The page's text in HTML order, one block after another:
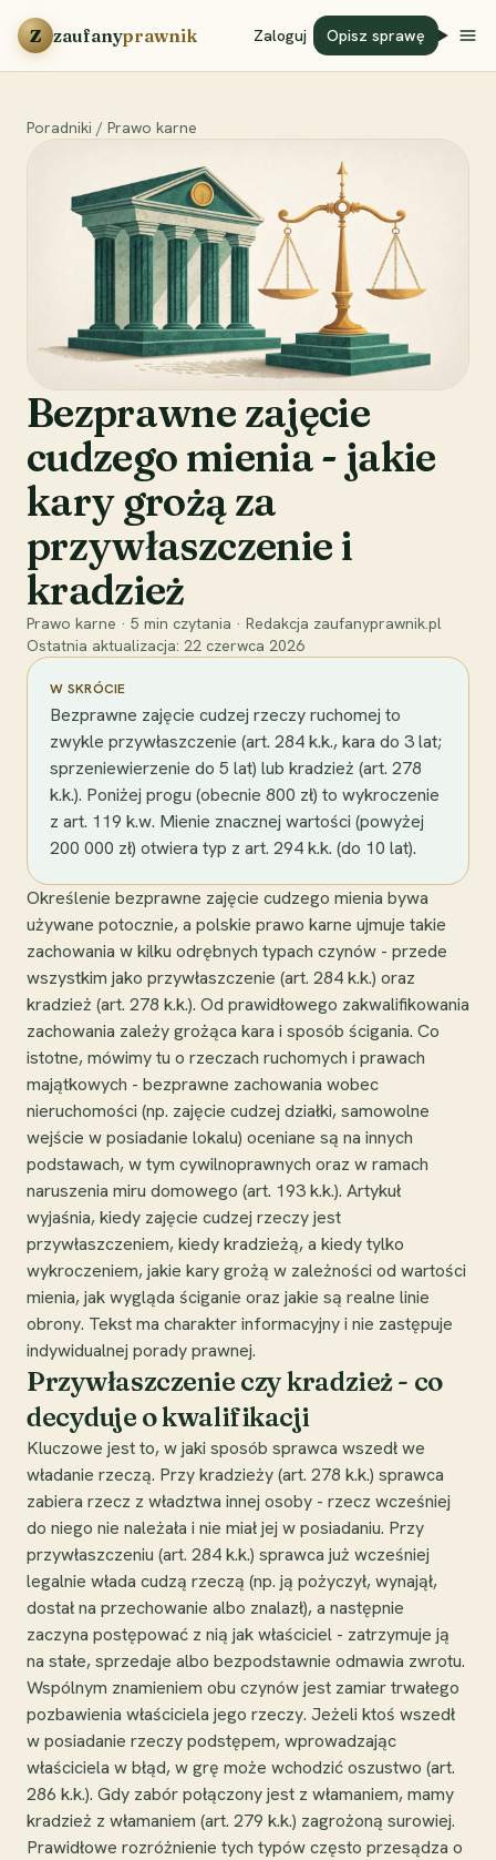
Przejdź do treści
Z zaufanyprawnik Zaloguj Opisz sprawę
Poradniki / Prawo karne
Bezprawne zajęcie
cudzego mienia - jakie
kary grożą za
przywłaszczenie i
kradzież
Prawo karne · 5 min czytania · Redakcja zaufanyprawnik.pl
Ostatnia aktualizacja: 22 czerwca 2026
W SKRÓCIE
Bezprawne zajęcie cudzej rzeczy ruchomej to
zwykle przywłaszczenie (art. 284 k.k., kara do 3 lat;
sprzeniewierzenie do 5 lat) lub kradzież (art. 278
k.k.). Poniżej progu (obecnie 800 zł) to wykroczenie
z art. 119 k.w. Mienie znacznej wartości (powyżej
200 000 zł) otwiera typ z art. 294 k.k. (do 10 lat).
Określenie bezprawne zajęcie cudzego mienia bywa
używane potocznie, a polskie prawo karne ujmuje takie
zachowania w kilku odrębnych typach czynów - przede
wszystkim jako przywłaszczenie (art. 284 k.k.) oraz
kradzież (art. 278 k.k.). Od prawidłowego zakwalifikowania
zachowania zależy grożąca kara i sposób ścigania. Co
istotne, mówimy tu o rzeczach ruchomych i prawach
majątkowych - bezprawne zachowania wobec
nieruchomości (np. zajęcie cudzej działki, samowolne
wejście w posiadanie lokalu) oceniane są na innych
podstawach, w tym cywilnoprawnych oraz w ramach
naruszenia miru domowego (art. 193 k.k.). Artykuł
wyjaśnia, kiedy zajęcie cudzej rzeczy jest
przywłaszczeniem, kiedy kradzieżą, a kiedy tylko
wykroczeniem, jakie kary grożą w zależności od wartości
mienia, jak wygląda ściganie oraz jakie są realne linie
obrony. Tekst ma charakter informacyjny i nie zastępuje
indywidualnej porady prawnej.
Przywłaszczenie czy kradzież - co
decyduje o kwalifikacji
Kluczowe jest to, w jaki sposób sprawca wszedł we
władanie rzeczą. Przy kradzieży (art. 278 k.k.) sprawca
zabiera rzecz z władztwa innej osoby - rzecz wcześniej
do niego nie należała i nie miał jej w posiadaniu. Przy
przywłaszczeniu (art. 284 k.k.) sprawca już wcześniej
legalnie włada cudzą rzeczą (np. ją pożyczył, wynajął,
dostał na przechowanie albo znalazł), a następnie
zaczyna postępować z nią jak właściciel - zatrzymuje ją
na stałe, sprzedaje albo bezpodstawnie odmawia zwrotu.
Wspólnym znamieniem obu czynów jest zamiar trwałego
pozbawienia właściciela jego rzeczy. Jeżeli ktoś wszedł
w posiadanie rzeczy podstępem, wprowadzając
właściciela w błąd, w grę może wchodzić oszustwo (art.
286 k.k.). Gdy zabór połączony jest z włamaniem, mamy
kradzież z włamaniem (art. 279 k.k.) zagrożoną surowiej.
Prawidłowe rozróżnienie tych typów często przesądza o